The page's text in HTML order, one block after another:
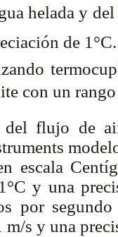
helada y
de
con un rango
flujo de
escala
y una
por
m/s y una